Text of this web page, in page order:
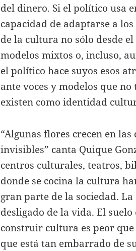
del dinero. Si el político usa
capacidad de adaptarse a
de la cultura no sólo desde
modelos mixtos o, incluso,
el político hace suyos esos
ante voces y modelos que
existen como identidad
“Algunas flores crecen en
invisibles” canta Quique
centros culturales, teatros,
donde se cocina la cultura
gran parte de la sociedad.
desligado de la vida. El
construir cultura es peor
que está tan embarrado de